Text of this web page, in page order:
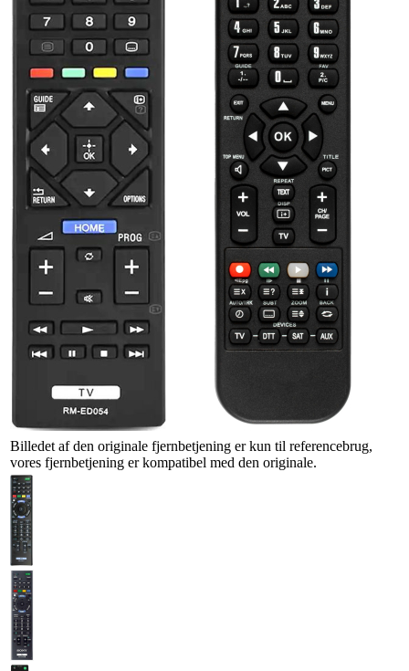
Billedet af den originale fjernbetjening er kun til referencebrug,
vores fjernbetjening er kompatibel med den originale.